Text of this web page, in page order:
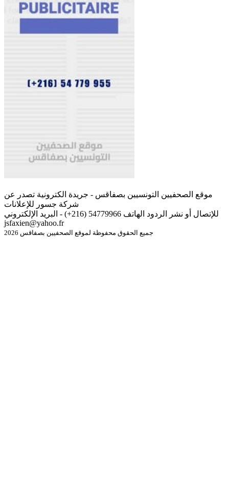
موقع الصحفيين التونسيين بصفاقس - جريدة الكترونية تصدر عن
شركة جسور للإعلانات
للإتصال أو نشر الردود الهاتف 54779966 (216+) - البريد الإلكتروني
jsfaxien@yahoo.fr
جميع الحقوق محفوظة لموقع الصحفيين بصفاقس 2026